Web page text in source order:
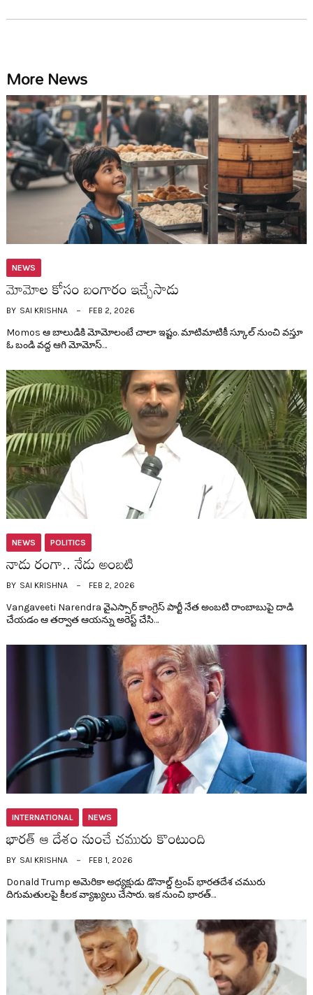
More News
NEWS
మోమోల కోసం బంగారం ఇచ్చేసాడు
BY SAI KRISHNA FEB 2, 2026
Momos ఆ బాలుడికి మోమోలంటే చాలా ఇష్టం. మాటిమాటికీ స్కూల్ నుంచి వ‌స్తూ
ఓ బండి వ‌ద్ద ఆగి మోమోస్…
NEWS POLITICS
నాడు రంగా.. నేడు అంబ‌టి
BY SAI KRISHNA FEB 2, 2026
Vangaveeti Narendra వైఎస్సార్ కాంగ్రెస్ పార్టీ నేత అంబ‌టి రాంబాబుపై దాడి
చేయడం ఆ త‌ర్వాత ఆయ‌న్ను అరెస్ట్ చేసి…
INTERNATIONAL NEWS
భార‌త్ ఆ దేశం నుంచే చ‌మురు కొంటుంది
BY SAI KRISHNA FEB 1, 2026
Donald Trump అమెరికా అధ్య‌క్షుడు డొనాల్డ్ ట్రంప్ భార‌త‌దేశ చ‌మురు
దిగుమతుల‌పై కీల‌క వ్యాఖ్య‌లు చేసారు. ఇక నుంచి భార‌త్…